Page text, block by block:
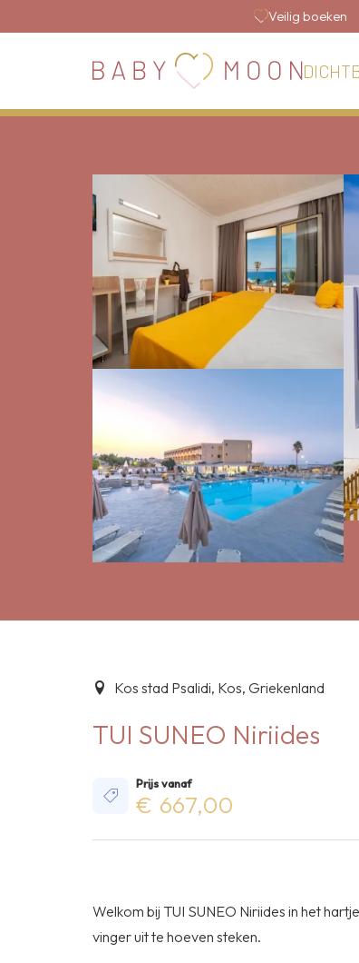
Veilig boeken
Kos stad Psalidi, Kos, Griekenland
TUI SUNEO Niriides
Prijs vanaf
€ 667,00
Welkom bij TUI SUNEO Niriides in het
vinger uit te hoeven steken.